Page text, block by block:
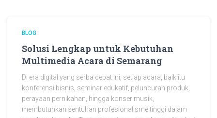
BLOG
Solusi Lengkap untuk Kebutuhan
Multimedia Acara di Semarang
Di era digital yang serba cepat ini, setiap acara, baik itu
konferensi bisnis, seminar edukatif, peluncuran produk,
perayaan pernikahan, hingga konser musik,
membutuhkan sentuhan profesionalisme tinggi dalam